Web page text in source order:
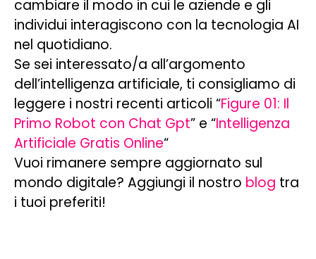
cambiare il modo in cui le aziende e gli
individui interagiscono con la tecnologia AI
nel quotidiano.
Se sei interessato/a all’argomento
dell’intelligenza artificiale, ti consigliamo di
leggere i nostri recenti articoli “Figure 01: Il
Primo Robot con Chat Gpt” e “Intelligenza
Artificiale Gratis Online“
Vuoi rimanere sempre aggiornato sul
mondo digitale? Aggiungi il nostro blog tra
i tuoi preferiti!